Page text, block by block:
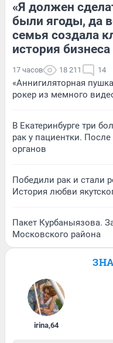
«Я должен
были ягоды, да
семья создала
история бизнеса
17 часов 18 211 14
«Аннигиляторная
рокер из мемного
В Екатеринбурге три
рак у пациентки.
органов
Победили рак и стали
История любви
Пакет Курбаныязова.
Московского района
irina,64